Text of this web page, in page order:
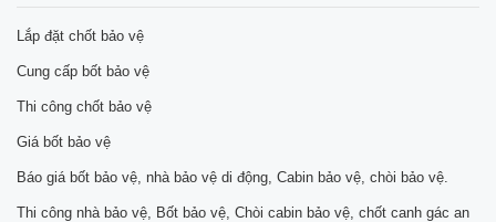
Lắp đặt chốt bảo vệ
Cung cấp bốt bảo vệ
Thi công chốt bảo vệ
Giá bốt bảo vệ
Báo giá bốt bảo vệ, nhà bảo vệ di động, Cabin bảo vệ, chòi bảo vệ.
Thi công nhà bảo vệ, Bốt bảo vệ, Chòi cabin bảo vệ, chốt canh gác an